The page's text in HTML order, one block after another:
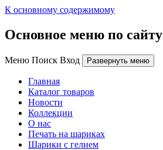
К основному содержимому
Основное меню по сайту
Меню Поиск Вход Развернуть меню
Главная
Каталог товаров
Новости
Коллекции
О нас
Печать на шариках
Шарики с гелием